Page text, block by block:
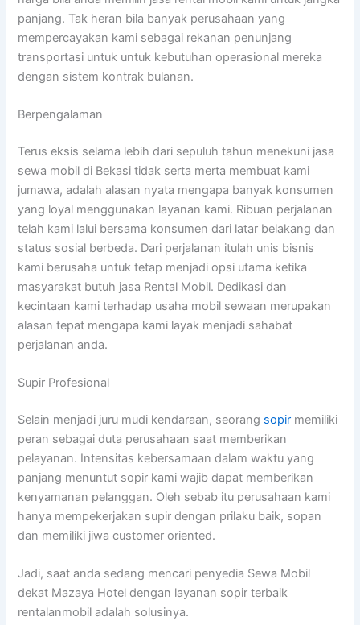
panjang. Tak heran bila banyak perusahaan yang
mempercayakan kami sebagai rekanan penunjang
transportasi untuk untuk kebutuhan operasional mereka
dengan sistem kontrak bulanan.
Berpengalaman
Terus eksis selama lebih dari sepuluh tahun menekuni jasa
sewa mobil di Bekasi tidak serta merta membuat kami
jumawa, adalah alasan nyata mengapa banyak konsumen
yang loyal menggunakan layanan kami. Ribuan perjalanan
telah kami lalui bersama konsumen dari latar belakang dan
status sosial berbeda. Dari perjalanan itulah unis bisnis
kami berusaha untuk tetap menjadi opsi utama ketika
masyarakat butuh jasa Rental Mobil. Dedikasi dan
kecintaan kami terhadap usaha mobil sewaan merupakan
alasan tepat mengapa kami layak menjadi sahabat
perjalanan anda.
Supir Profesional
Selain menjadi juru mudi kendaraan, seorang sopir memiliki
peran sebagai duta perusahaan saat memberikan
pelayanan. Intensitas kebersamaan dalam waktu yang
panjang menuntut sopir kami wajib dapat memberikan
kenyamanan pelanggan. Oleh sebab itu perusahaan kami
hanya mempekerjakan supir dengan prilaku baik, sopan
dan memiliki jiwa customer oriented.
Jadi, saat anda sedang mencari penyedia Sewa Mobil
dekat Mazaya Hotel dengan layanan sopir terbaik
rentalanmobil adalah solusinya.